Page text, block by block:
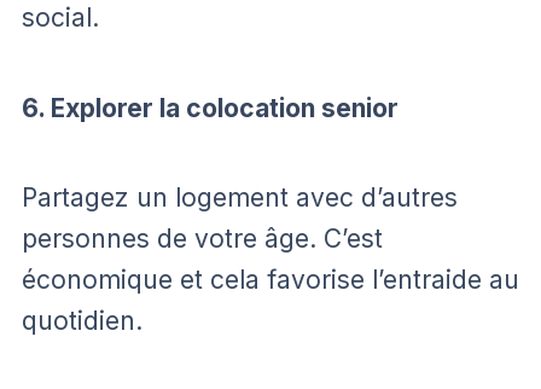
social.
6. Explorer la colocation senior
Partagez un logement avec d’autres
personnes de votre âge. C’est
économique et cela favorise l’entraide au
quotidien.